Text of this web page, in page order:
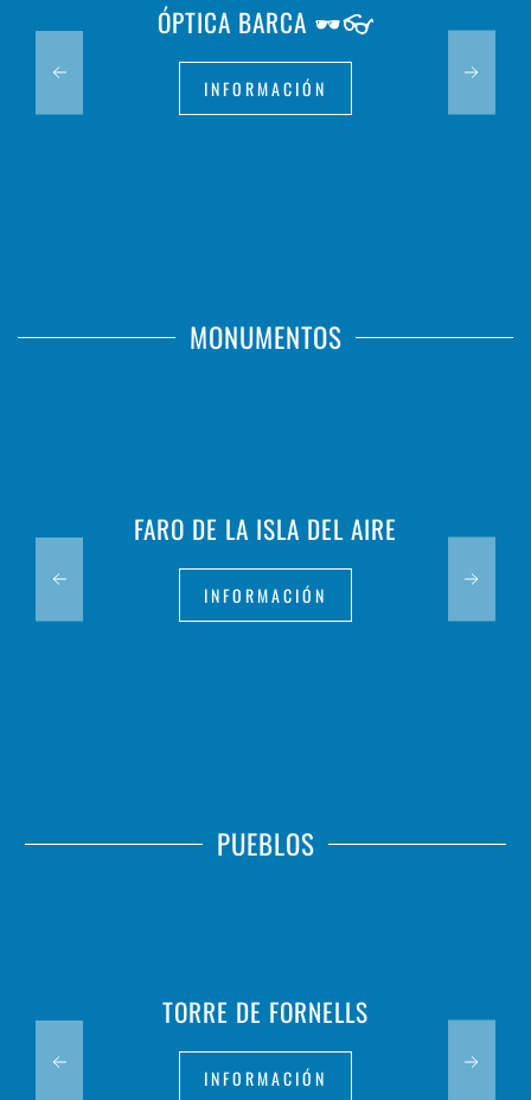
ÓPTICA BARCA 🕶️👓
INFORMACIÓN
MONUMENTOS
FARO DE LA ISLA DEL AIRE
INFORMACIÓN
PUEBLOS
TORRE DE FORNELLS
INFORMACIÓN